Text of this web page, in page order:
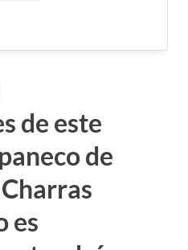
de este
de
es